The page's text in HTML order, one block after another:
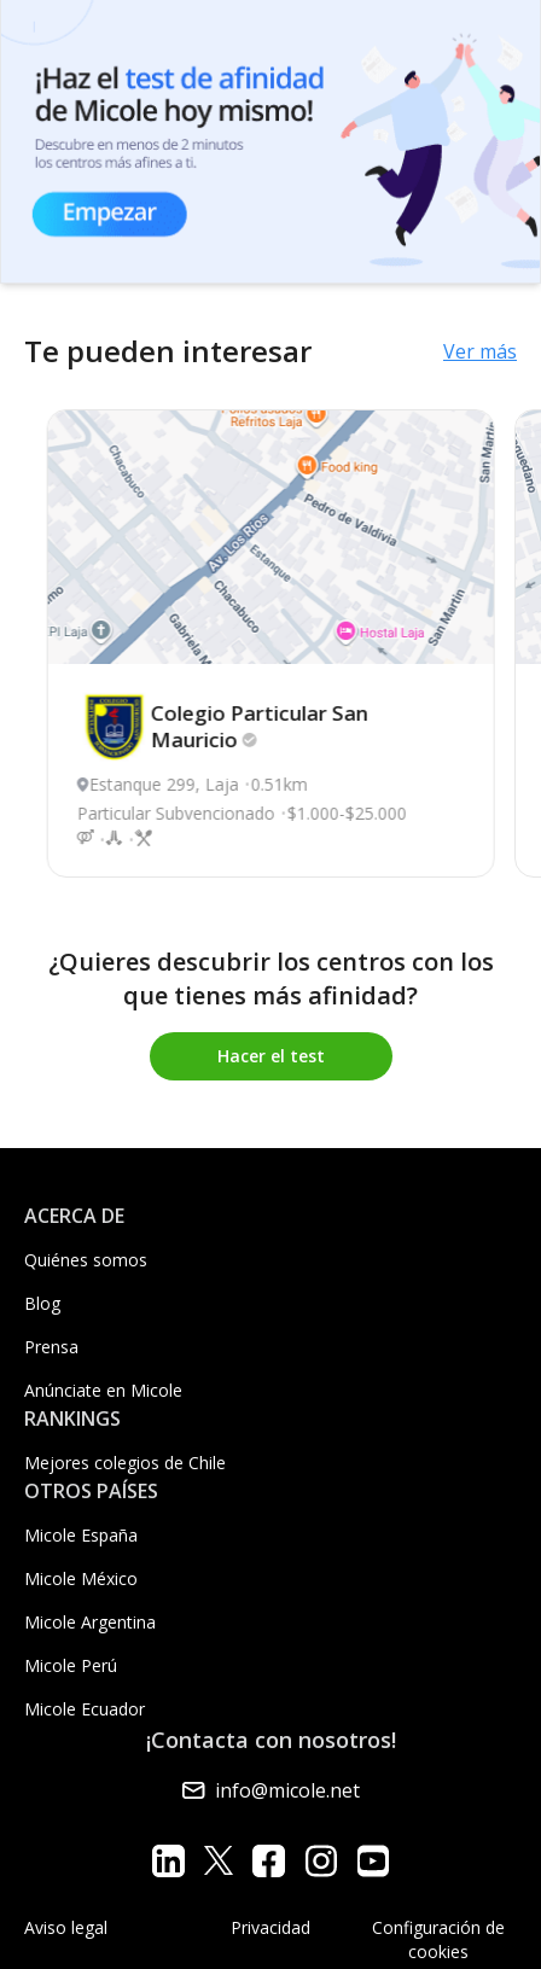
Te pueden interesar Ver más
Colegio Particular San
Mauricio
Estanque 299, Laja 0.51km
Particular Subvencionado $1.000-$25.000
¿Quieres descubrir los centros con los
que tienes más afinidad?
Hacer el test
ACERCA DE
Quiénes somos
Blog
Prensa
Anúnciate en Micole
RANKINGS
Mejores colegios de Chile
OTROS PAÍSES
Micole España
Micole México
Micole Argentina
Micole Perú
Micole Ecuador
¡Contacta con nosotros!
info@micole.net
Aviso legal Privacidad
Configuración de
cookies